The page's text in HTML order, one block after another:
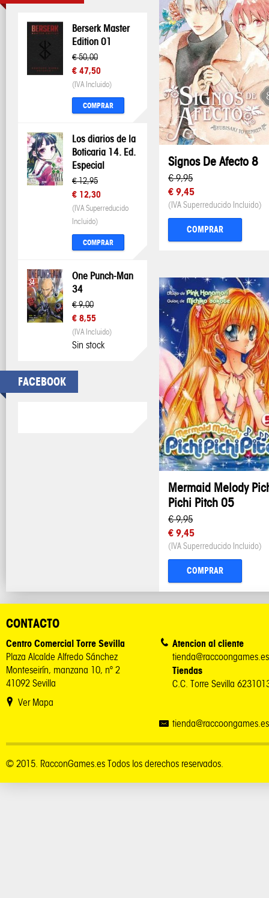
Berserk Master
Edition 01
€ 50,00
€ 47,50
(IVA Incluido)
COMPRAR
Los diarios de la
Boticaria 14. Ed.
Especial
€ 12,95
€ 12,30
(IVA Superreducido
Incluido)
COMPRAR
One Punch-Man
34
€ 9,00
€ 8,55
(IVA Incluido)
Sin stock
FACEBOOK
Signos De Afecto 8
€ 9,95
€ 9,45
(IVA Superreducido Incluido)
COMPRAR
Mermaid Melody
Pichi Pitch 05
€ 9,95
€ 9,45
(IVA Superreducido Incluido)
COMPRAR
CONTACTO
Centro Comercial Torre Sevilla
Plaza Alcalde Alfredo Sánchez
Monteseirín, manzana 10, nº 2
41092 Sevilla
Ver Mapa
Atencion al cliente
tienda@raccoongames.es
Tiendas
C.C. Torre Sevilla
tienda@raccoongames.es
© 2015. RacconGames.es Todos los derechos reservados.